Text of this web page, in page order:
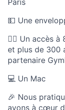
Paris
💵 Une
🏃‍♀️ Un accès
et plus de 300
partenaire
💻 Un Mac
🎉 Nous
avons à cœur